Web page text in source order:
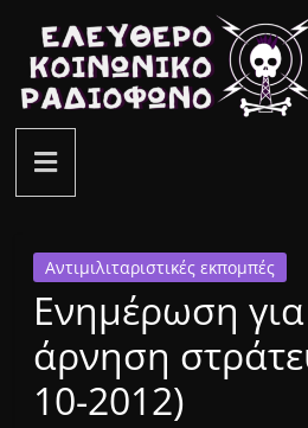
περιεχόμενο
ελεύθερο
κοινωνικό
ραδιόφωνο
1431AM
Αντιμιλιταριστικές εκπομπές
Ενημέρωση
άρνηση
10-2012)